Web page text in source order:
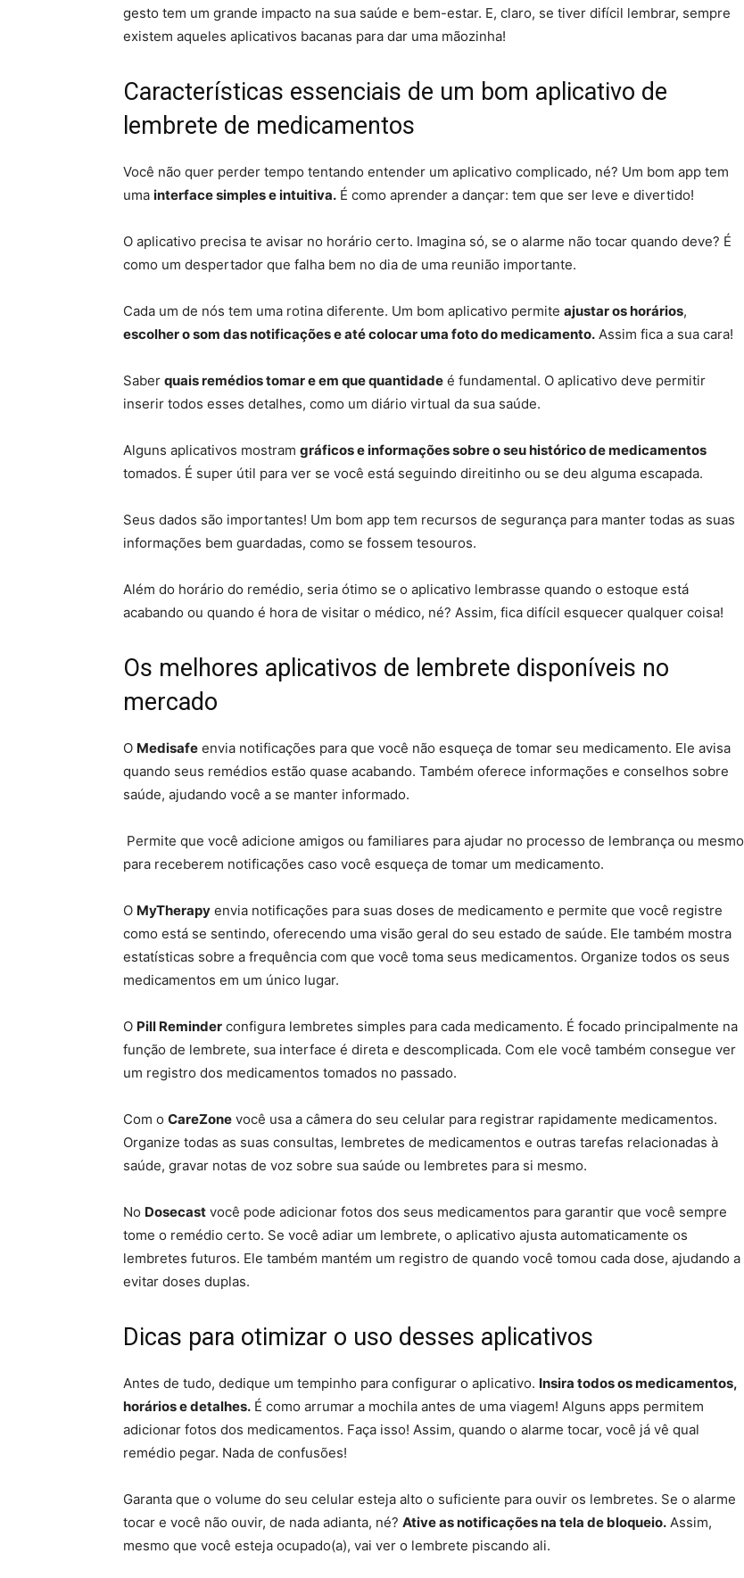
gesto tem um grande impacto na sua saúde e bem-estar. E, claro, se tiver difícil lembrar, sempre
existem aqueles aplicativos bacanas para dar uma mãozinha!
Características essenciais de um bom aplicativo de
lembrete de medicamentos
Você não quer perder tempo tentando entender um aplicativo complicado, né? Um bom app tem
uma interface simples e intuitiva. É como aprender a dançar: tem que ser leve e divertido!
O aplicativo precisa te avisar no horário certo. Imagina só, se o alarme não tocar quando deve? É
como um despertador que falha bem no dia de uma reunião importante.
Cada um de nós tem uma rotina diferente. Um bom aplicativo permite ajustar os horários,
escolher o som das notificações e até colocar uma foto do medicamento. Assim fica a sua cara!
Saber quais remédios tomar e em que quantidade é fundamental. O aplicativo deve permitir
inserir todos esses detalhes, como um diário virtual da sua saúde.
Alguns aplicativos mostram gráficos e informações sobre o seu histórico de medicamentos
tomados. É super útil para ver se você está seguindo direitinho ou se deu alguma escapada.
Seus dados são importantes! Um bom app tem recursos de segurança para manter todas as suas
informações bem guardadas, como se fossem tesouros.
Além do horário do remédio, seria ótimo se o aplicativo lembrasse quando o estoque está
acabando ou quando é hora de visitar o médico, né? Assim, fica difícil esquecer qualquer coisa!
Os melhores aplicativos de lembrete disponíveis no
mercado
O Medisafe envia notificações para que você não esqueça de tomar seu medicamento. Ele avisa
quando seus remédios estão quase acabando. Também oferece informações e conselhos sobre
saúde, ajudando você a se manter informado.
Permite que você adicione amigos ou familiares para ajudar no processo de lembrança ou mesmo
para receberem notificações caso você esqueça de tomar um medicamento.
O MyTherapy envia notificações para suas doses de medicamento e permite que você registre
como está se sentindo, oferecendo uma visão geral do seu estado de saúde. Ele também mostra
estatísticas sobre a frequência com que você toma seus medicamentos. Organize todos os seus
medicamentos em um único lugar.
O Pill Reminder configura lembretes simples para cada medicamento. É focado principalmente na
função de lembrete, sua interface é direta e descomplicada. Com ele você também consegue ver
um registro dos medicamentos tomados no passado.
Com o CareZone você usa a câmera do seu celular para registrar rapidamente medicamentos.
Organize todas as suas consultas, lembretes de medicamentos e outras tarefas relacionadas à
saúde, gravar notas de voz sobre sua saúde ou lembretes para si mesmo.
No Dosecast você pode adicionar fotos dos seus medicamentos para garantir que você sempre
tome o remédio certo. Se você adiar um lembrete, o aplicativo ajusta automaticamente os
lembretes futuros. Ele também mantém um registro de quando você tomou cada dose, ajudando a
evitar doses duplas.
Dicas para otimizar o uso desses aplicativos
Antes de tudo, dedique um tempinho para configurar o aplicativo. Insira todos os medicamentos,
horários e detalhes. É como arrumar a mochila antes de uma viagem! Alguns apps permitem
adicionar fotos dos medicamentos. Faça isso! Assim, quando o alarme tocar, você já vê qual
remédio pegar. Nada de confusões!
Garanta que o volume do seu celular esteja alto o suficiente para ouvir os lembretes. Se o alarme
tocar e você não ouvir, de nada adianta, né? Ative as notificações na tela de bloqueio. Assim,
mesmo que você esteja ocupado(a), vai ver o lembrete piscando ali.